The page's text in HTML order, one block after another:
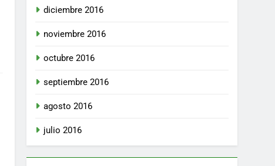
diciembre 2016
noviembre 2016
octubre 2016
septiembre 2016
agosto 2016
julio 2016